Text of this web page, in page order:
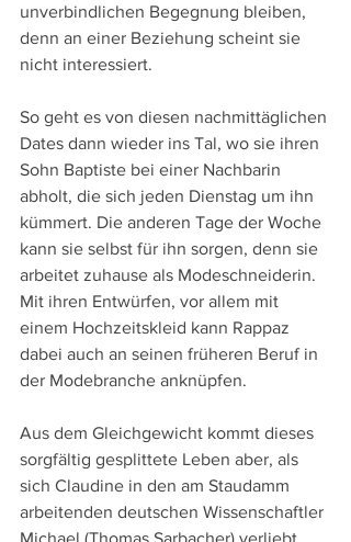
unverbindlichen Begegnung bleiben,
denn an einer Beziehung scheint sie
nicht interessiert.
So geht es von diesen nachmittäglichen
Dates dann wieder ins Tal, wo sie ihren
Sohn Baptiste bei einer Nachbarin
abholt, die sich jeden Dienstag um ihn
kümmert. Die anderen Tage der Woche
kann sie selbst für ihn sorgen, denn sie
arbeitet zuhause als Modeschneiderin.
Mit ihren Entwürfen, vor allem mit
einem Hochzeitskleid kann Rappaz
dabei auch an seinen früheren Beruf in
der Modebranche anknüpfen.
Aus dem Gleichgewicht kommt dieses
sorgfältig gesplittete Leben aber, als
sich Claudine in den am Staudamm
arbeitenden deutschen Wissenschaftler
Michael (Thomas Sarbacher) verliebt.